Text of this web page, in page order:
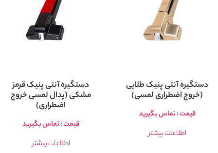
دستگیره آنتی پنیک طلایی
(خروج اضطراری لمسی)
قیمت : تماس بگیرید
اطلاعات بیشتر
دستگیره آنتی پنیک قرمز
مشکی (پدال لمسی خروج
اضطراری)
قیمت : تماس بگیرید
اطلاعات بیشتر